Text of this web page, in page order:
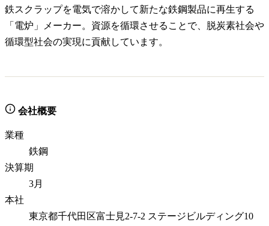
鉄スクラップを電気で溶かして新たな鉄鋼製品に再生する
「電炉」メーカー。資源を循環させることで、脱炭素社会や
循環型社会の実現に貢献しています。
会社概要
業種
鉄鋼
決算期
3月
本社
東京都千代田区富士見2-7-2 ステージビルディング10